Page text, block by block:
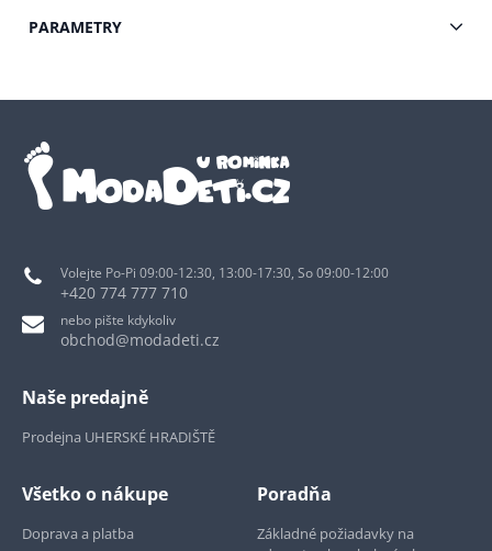
PARAMETRY
Volejte Po-Pi 09:00-12:30, 13:00-17:30, So 09:00-12:00
+420 774 777 710
nebo pište kdykoliv
obchod@modadeti.cz
Naše predajně
Prodejna UHERSKÉ HRADIŠTĚ
Všetko o nákupe
Doprava a platba
Poradňa
Základné požiadavky na